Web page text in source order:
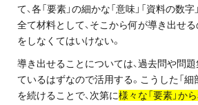
て、各「要素」の細かな「意味」「資料の数
全て材料として、そこから何が導き出せ
をしなくてはいけない。
導き出せることについては、過去問や問題
ているはずなので活用する。こうした「細
を続けることで、次第に様々な「要素」か